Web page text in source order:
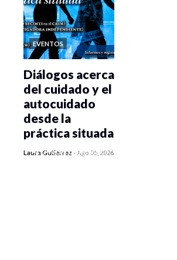
EVENTOS
0 veces compartido
Diálogos acerca
del cuidado y el
autocuidado
desde la
práctica situada
Laura Gutiérrez -Ago 05, 2026